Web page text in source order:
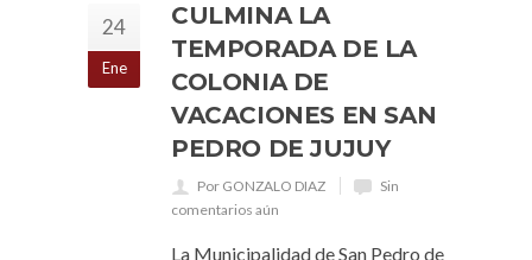
24
Ene
CULMINA LA
TEMPORADA DE LA
COLONIA DE
VACACIONES EN SAN
PEDRO DE JUJUY
Por GONZALO DIAZ
Sin
comentarios aún
La Municipalidad de San Pedro de